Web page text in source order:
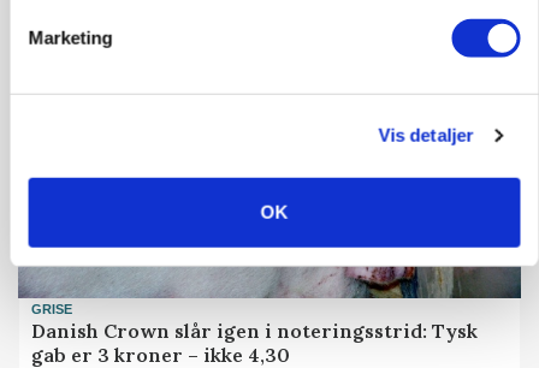
Marketing
Vis detaljer
OK
GRISE
Danish Crown slår igen i noteringsstrid: Tysk
gab er 3 kroner – ikke 4,30